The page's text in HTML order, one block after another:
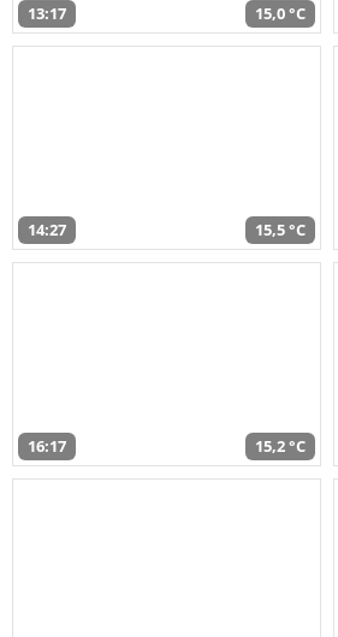
13:17 15,0 °C
14:27 15,5 °C
16:17 15,2 °C